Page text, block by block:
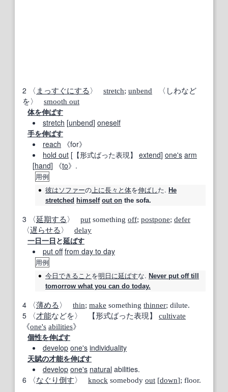
2 〈 まっすぐにする 〉 stretch; unbend 〈しわなど
を〉 smooth out
体を伸ばす
stretch [unbend] oneself
手を伸ばす
reach 《for》
hold out [ 【形式ばった表現】 extend] one's arm
[hand] 《to》.
用例
彼はソファーの上に長々 と体を伸ばした. He
stretched himself out on the sofa.
3 〈延期する 〉 put something off; postpone; defer
〈遅らせる 〉 delay
一日一日 と延ばす
put off from day to day
用例
今日できること を明日に延ばすな. Never put off till
tomorrow what you can do today.
4 〈薄める 〉 thin; make something thinner; dilute.
5 〈才能などを〉 【形式ばった表現】
cultivate
《one's abilities》
個性を伸ばす
develop one's individuality
天賦の才能を伸ばす
develop one's natural abilities.
6
〈なぐり倒す〉 knock somebody out [down]; floor.